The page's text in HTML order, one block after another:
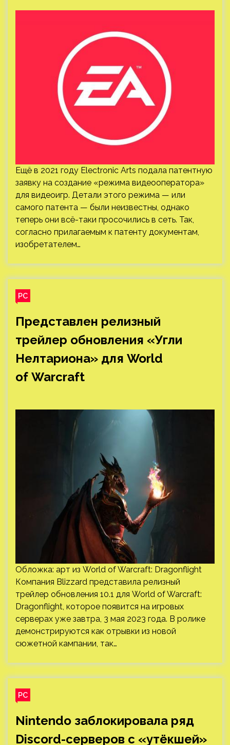
Ещё в 2021 году Electronic Arts подала патентную
заявку на создание «режима видеооператора»
для видеоигр. Детали этого режима — или
самого патента — были неизвестны, однако
теперь они всё-таки просочились в сеть. Так,
согласно прилагаемым к патенту документам,
изобретателем…
PC
Представлен релизный
трейлер обновления «Угли
Нелтариона» для World
of Warcraft
Обложка: арт из World of Warcraft: Dragonflight
Компания Blizzard представила релизный
трейлер обновления 10.1 для World of Warcraft:
Dragonflight, которое появится на игровых
серверах уже завтра, 3 мая 2023 года. В ролике
демонстрируются как отрывки из новой
сюжетной кампании, так…
PC
Nintendo заблокировала ряд
Discord-серверов с «утёкшей»